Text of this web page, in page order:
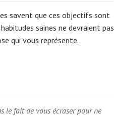
savent que ces objectifs sont
saines ne devraient pas
qui vous représente.
le fait de vous écraser pour ne